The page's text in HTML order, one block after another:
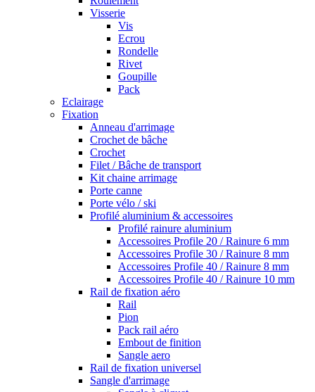
Visserie
Vis
Ecrou
Rondelle
Rivet
Goupille
Pack
Eclairage
Fixation
Anneau d'arrimage
Crochet de bâche
Crochet
Filet / Bâche de transport
Kit chaine arrimage
Porte canne
Porte vélo / ski
Profilé aluminium & accessoires
Profilé rainure aluminium
Accessoires Profile 20 / Rainure 6 mm
Accessoires Profile 30 / Rainure 8 mm
Accessoires Profile 40 / Rainure 8 mm
Accessoires Profile 40 / Rainure 10 mm
Rail de fixation aéro
Rail
Pion
Pack rail aéro
Embout de finition
Sangle aero
Rail de fixation universel
Sangle d'arrimage